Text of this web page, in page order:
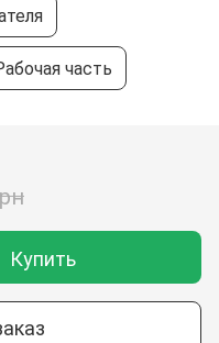
часть
Купить